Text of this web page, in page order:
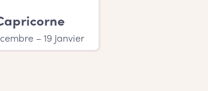
– 19 Janvier